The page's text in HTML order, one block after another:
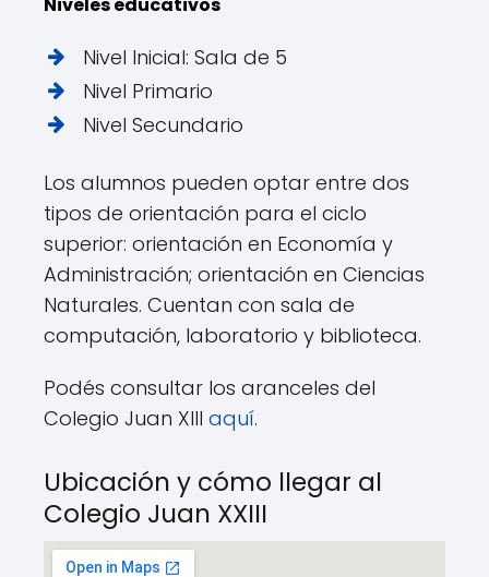
Nivel Inicial: Sala de 5
Nivel Primario
Nivel Secundario
Los alumnos pueden optar entre dos
tipos de orientación para el ciclo
superior: orientación en Economía y
Administración; orientación en Ciencias
Naturales. Cuentan con sala de
computación, laboratorio y biblioteca.
Podés consultar los aranceles del
Colegio Juan XIII aquí.
Ubicación y cómo llegar al
Colegio Juan XXIII